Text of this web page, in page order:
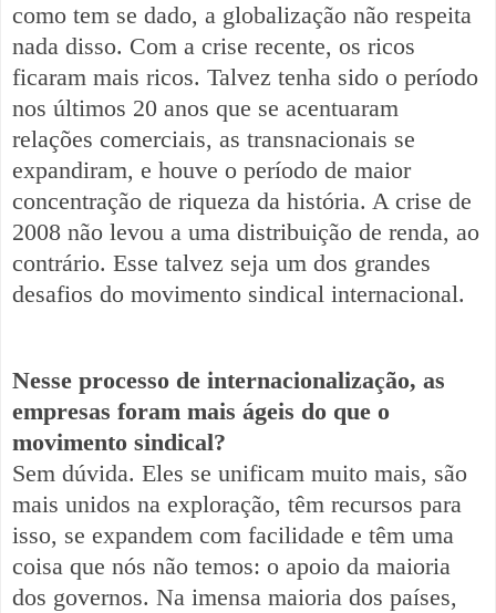
como tem se dado, a globalização não respeita
nada disso. Com a crise recente, os ricos
ficaram mais ricos. Talvez tenha sido o período
nos últimos 20 anos que se acentuaram
relações comerciais, as transnacionais se
expandiram, e houve o período de maior
concentração de riqueza da história. A crise de
2008 não levou a uma distribuição de renda, ao
contrário. Esse talvez seja um dos grandes
desafios do movimento sindical internacional.
Nesse processo de internacionalização, as
empresas foram mais ágeis do que o
movimento sindical?
Sem dúvida. Eles se unificam muito mais, são
mais unidos na exploração, têm recursos para
isso, se expandem com facilidade e têm uma
coisa que nós não temos: o apoio da maioria
dos governos. Na imensa maioria dos países,